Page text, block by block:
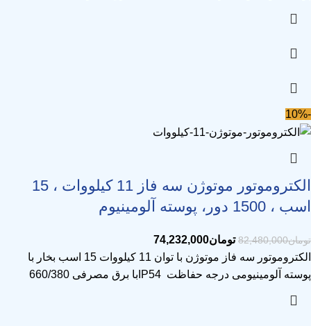
-10%
الکتروموتور موتوژن سه فاز 11 کیلووات ، 15
اسب ، 1500 دور، پوسته آلومینیوم
تومان82,480,000 تومان74,232,000
الکتروموتور سه فاز موتوژن با توان 11 کیلووات 15 اسب بخار با
پوسته آلومینیومی درجه حفاظت IP54با برق مصرفی 660/380